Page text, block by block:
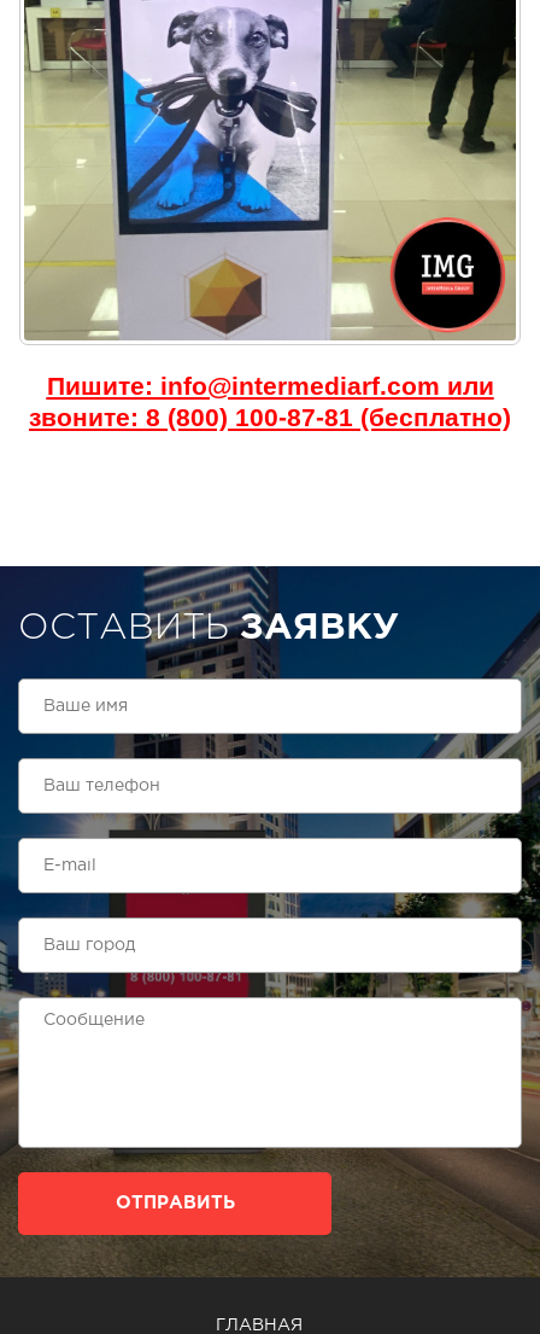
Пишите: info@intermediarf.com или
звоните: 8 (800) 100-87-81 (бесплатно)
ОСТАВИТЬЗАЯВКУ
ОТПРАВИТЬ
ГЛАВНАЯ